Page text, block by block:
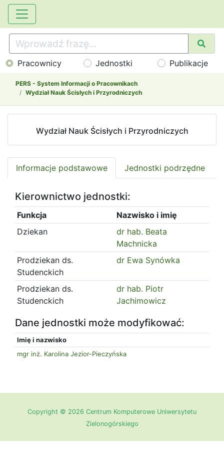
Pracownicy Jednostki Publikacje
PERS - System Informacji o Pracownikach
Wydział Nauk Ścisłych i Przyrodniczych
Wydział Nauk Ścisłych i Przyrodniczych
Informacje podstawowe Jednostki podrzędne
Kierownictwo jednostki:
Funkcja
Nazwisko i imię
Dziekan
dr hab. Beata
Machnicka
Prodziekan ds.
Studenckich
dr Ewa Synówka
Prodziekan ds.
Studenckich
dr hab. Piotr
Jachimowicz
Dane jednostki może modyfikować:
Imię i nazwisko
mgr inż. Karolina Jezior-Pieczyńska
Copyright © 2026 Centrum Komputerowe Uniwersytetu
Zielonogórskiego